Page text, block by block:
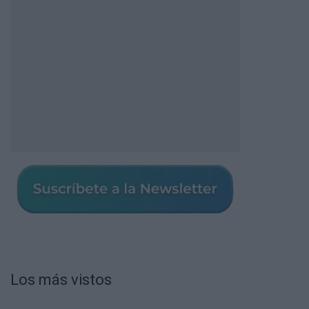
Los más vistos